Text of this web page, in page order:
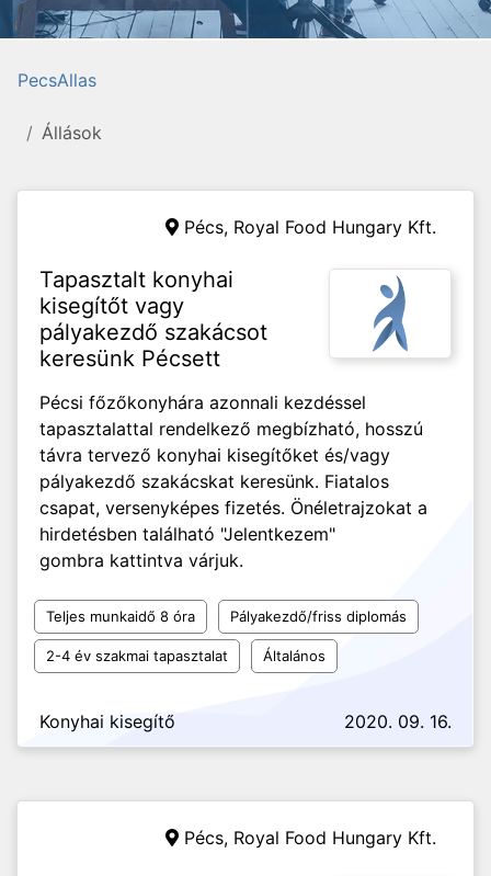
PecsAllas
Állások
Pécs, Royal Food Hungary Kft.
Tapasztalt konyhai
kisegítőt vagy
pályakezdő szakácsot
keresünk Pécsett
Pécsi főzőkonyhára azonnali kezdéssel
tapasztalattal rendelkező megbízható, hosszú
távra tervező konyhai kisegítőket és/vagy
pályakezdő szakácskat keresünk. Fiatalos
csapat, versenyképes fizetés. Önéletrajzokat a
hirdetésben található "Jelentkezem"
gombra kattintva várjuk.
Teljes munkaidő 8 óra Pályakezdő/friss diplomás
2-4 év szakmai tapasztalat Általános
Konyhai kisegítő 2020. 09. 16.
Pécs, Royal Food Hungary Kft.